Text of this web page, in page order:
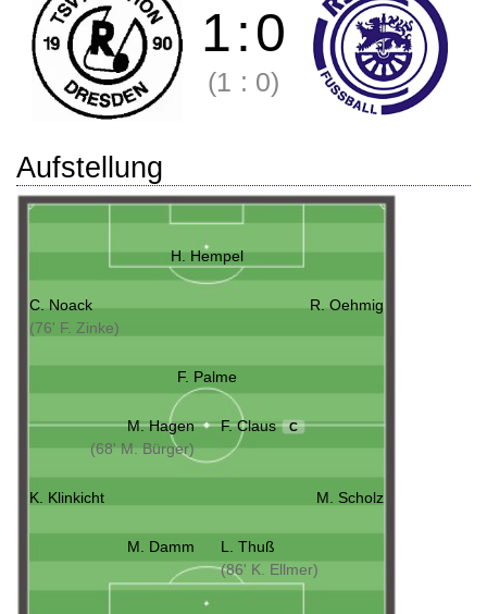
1:0
(1 : 0)
Aufstellung
H. Hempel
C. Noack
(76' F. Zinke)
R. Oehmig
F. Palme
M. Hagen
(68' M. Bürger)
F. Claus C
K. Klinkicht M. Scholz
M. Damm
L. Thuß
(86' K. Ellmer)